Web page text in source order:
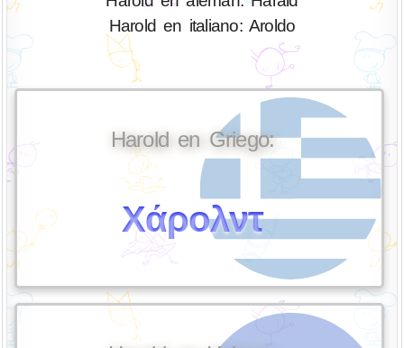
Harold en italiano: Aroldo
Harold en Griego:
Χάρολντ